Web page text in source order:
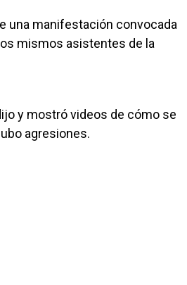
una manifestación convocada
mismos asistentes de la
y mostró videos de cómo se
agresiones.